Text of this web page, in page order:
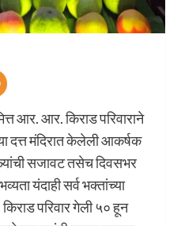
आर. आर. किराड परिवाराने
दत्त मंदिरात केलेली आकर्षक
सजावट तसेच दिवसभर
यंदाही सर्व भक्तांच्या
परिवार गेली ५० हून